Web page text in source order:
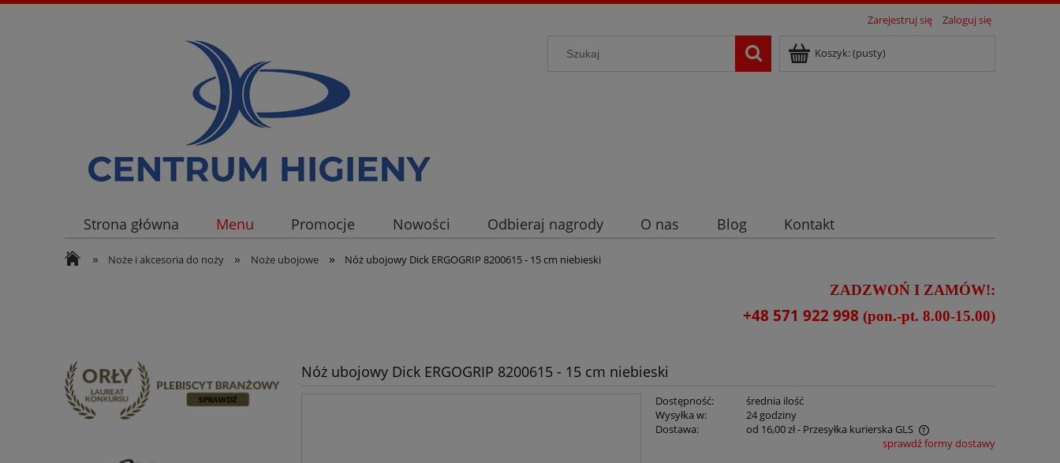
Zarejestruj się Zaloguj się
Koszyk:(pusty)
Strona główna Menu Promocje Nowości Odbieraj nagrody O nas Blog Kontakt
» Noże i akcesoria do noży » Noże ubojowe » Nóż ubojowy Dick ERGOGRIP 8200615 - 15 cm niebieski
ZADZWOŃ I ZAMÓW!:
+48 571 922 998 (pon.-pt. 8.00-15.00)
Nóż ubojowy Dick ERGOGRIP 8200615 - 15 cm niebieski
Dostępność:
średnia ilość
Wysyłka w:
24 godziny
Dostawa:
od 16,00 zł- Przesyłka kurierska GLS
sprawdź formy dostawy